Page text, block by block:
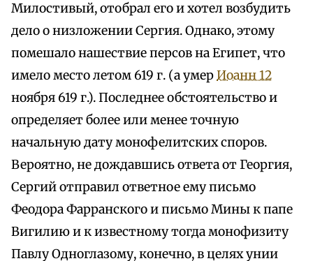
Милостивый, отобрал его и хотел возбудить
дело о низложении Сергия. Однако, этому
помешало нашествие персов на Египет, что
имело место летом 619 г. (а умерИоанн 12
ноября 619 г.). Последнее обстоятельство и
определяет более или менее точную
начальную дату монофелитских споров.
Вероятно, не дождавшись ответа от Георгия,
Сергий отправил ответное ему письмо
Феодора Фарранского и письмо Мины к папе
Вигилию и к известному тогда монофизиту
Павлу Одноглазому, конечно, в целях унии